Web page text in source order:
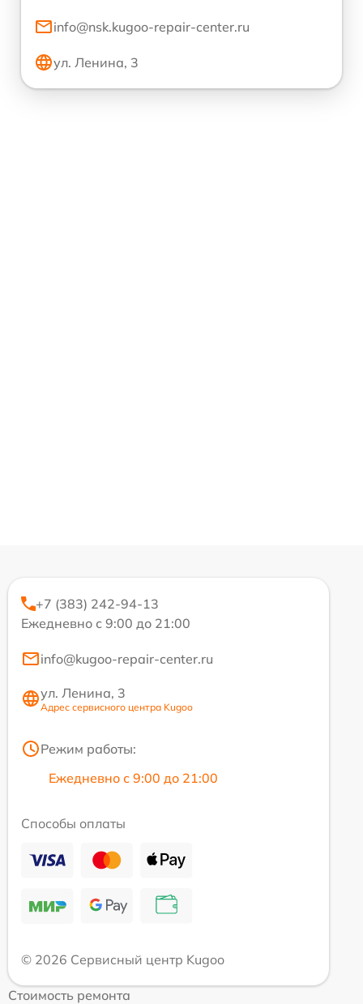
info@nsk.kugoo-repair-center.ru
ул. Ленина, 3
+7 (383) 242-94-13
Ежедневно с 9:00 до 21:00
info@kugoo-repair-center.ru
ул. Ленина, 3
Адрес сервисного центра Kugoo
Режим работы:
Ежедневно с 9:00 до 21:00
Способы оплаты
© 2026 Сервисный центр Kugoo
Стоимость ремонта